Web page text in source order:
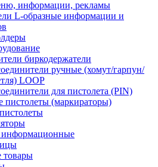
информации, рекламы
L-образные информации и
биркодержатели
ручные (хомут/гарпун/
LOOP
для пистолета (PIN)
пистолеты (маркираторы)
товары